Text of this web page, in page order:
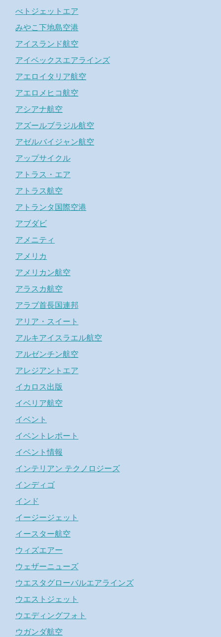
べトジェットエア
みやこ下地島空港
アイスランド航空
アイベックスエアラインズ
アエロイタリア航空
アエロメヒコ航空
アシアナ航空
アズールブラジル航空
アゼルバイジャン航空
アップサイクル
アトラス・エア
アトラス航空
アトランタ国際空港
アブダビ
アメニティ
アメリカ
アメリカン航空
アラスカ航空
アラブ首長国連邦
アリア・スイート
アルキアイスラエル航空
アルゼンチン航空
アレジアントエア
イカロス出版
イベリア航空
イベント
イベントレポート
イベント情報
インテリアン テクノロジーズ
インディゴ
インド
イージージェット
イースター航空
ウィズエアー
ウェザーニューズ
ウエスタグローバルエアラインズ
ウエストジェット
ウエディングフォト
ウガンダ航空